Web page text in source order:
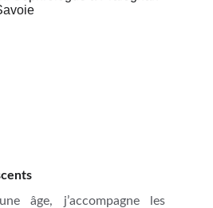
âge, j’accompagne les